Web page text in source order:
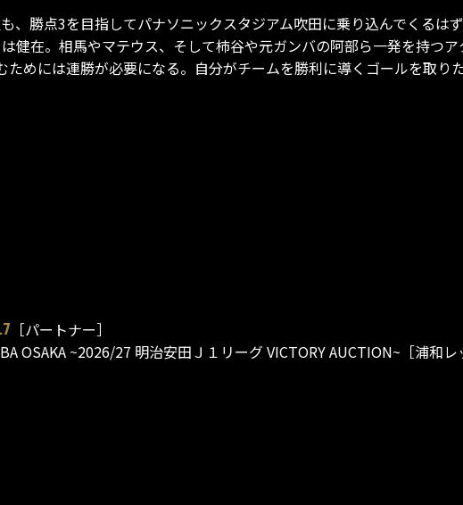
、勝点3を目指してパナソニックスタジアム吹田に乗り込んでくるは
健在。相馬やマテウス、そして柿谷や元ガンバの阿部ら一発を持つア
ためには連勝が必要になる。自分がチームを勝利に導くゴールを取
［パートナー］
OSAKA ~2026/27 明治安田Ｊ１リーグ VICTORY AUCTION~［浦和